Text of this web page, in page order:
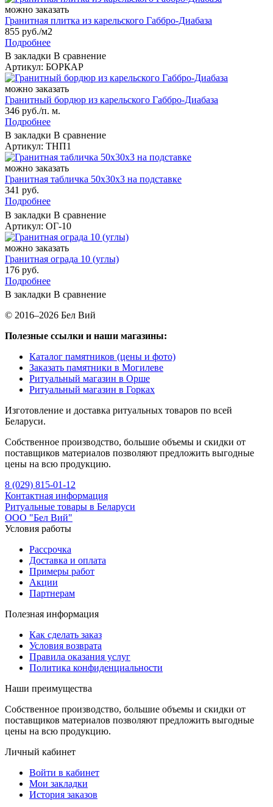
можно заказать
Гранитная плитка из карельского Габбро‑Диабаза
855 руб./м2
Подробнее
В закладки В сравнение
Артикул: БОРКАР
можно заказать
Гранитный бордюр из карельского Габбро‑Диабаза
346 руб./п. м.
Подробнее
В закладки В сравнение
Артикул: ТНП1
можно заказать
Гранитная табличка 50х30х3 на подставке
341 руб.
Подробнее
В закладки В сравнение
Артикул: ОГ-10
можно заказать
Гранитная ограда 10 (углы)
176 руб.
Подробнее
В закладки В сравнение
© 2016–2026 Бел Вий
Полезные ссылки и наши магазины:
Каталог памятников (цены и фото)
Заказать памятники в Могилеве
Ритуальный магазин в Орше
Ритуальный магазин в Горках
Изготовление и доставка ритуальных товаров по всей
Беларуси.
Собственное производство, большие объемы и скидки от
поставщиков материалов позволяют предложить выгодные
цены на всю продукцию.
8 (029) 815-01-12
Контактная информация
Ритуальные товары в Беларуси
ООО "Бел Вий"
Условия работы
Рассрочка
Доставка и оплата
Примеры работ
Акции
Партнерам
Полезная информация
Как сделать заказ
Условия возврата
Правила оказания услуг
Политика конфиденциальности
Наши преимущества
Собственное производство, большие объемы и скидки от
поставщиков материалов позволяют предложить выгодные
цены на всю продукцию.
Личный кабинет
Войти в кабинет
Мои закладки
История заказов